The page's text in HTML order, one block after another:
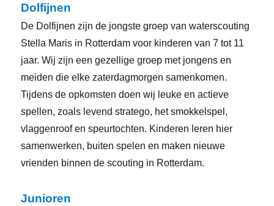
Dolfijnen
De Dolfijnen zijn de jongste groep van waterscouting
Stella Maris in Rotterdam voor kinderen van 7 tot 11
jaar. Wij zijn een gezellige groep met jongens en
meiden die elke zaterdagmorgen samenkomen.
Tijdens de opkomsten doen wij leuke en actieve
spellen, zoals levend stratego, het smokkelspel,
vlaggenroof en speurtochten. Kinderen leren hier
samenwerken, buiten spelen en maken nieuwe
vrienden binnen de scouting in Rotterdam.
Junioren